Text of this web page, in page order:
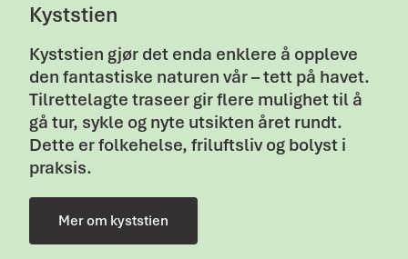
Kyststien
Kyststien gjør det enda enklere å oppleve
den fantastiske naturen vår – tett på havet.
Tilrettelagte traseer gir flere mulighet til å
gå tur, sykle og nyte utsikten året rundt.
Dette er folkehelse, friluftsliv og bolyst i
praksis.
Mer om kyststien